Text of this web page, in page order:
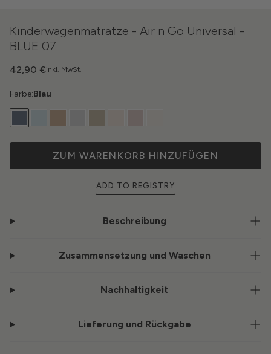
Kinderwagenmatratze - Air n Go Universal -
BLUE 07
inkl. MwSt.
42,90 €
Farbe:Blau
ZUM WARENKORB HINZUFÜGEN
ADD TO REGISTRY
Beschreibung
Zusammensetzung und Waschen
Nachhaltigkeit
Lieferung und Rückgabe